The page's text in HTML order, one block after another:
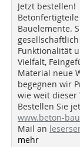
Jetzt bestellen!
Bauelemente.
Funktionalität
Vielfalt,
Material neue
begegnen wir
wie weit dieser
Bestellen Sie
www.beton-
Mail an
mehr